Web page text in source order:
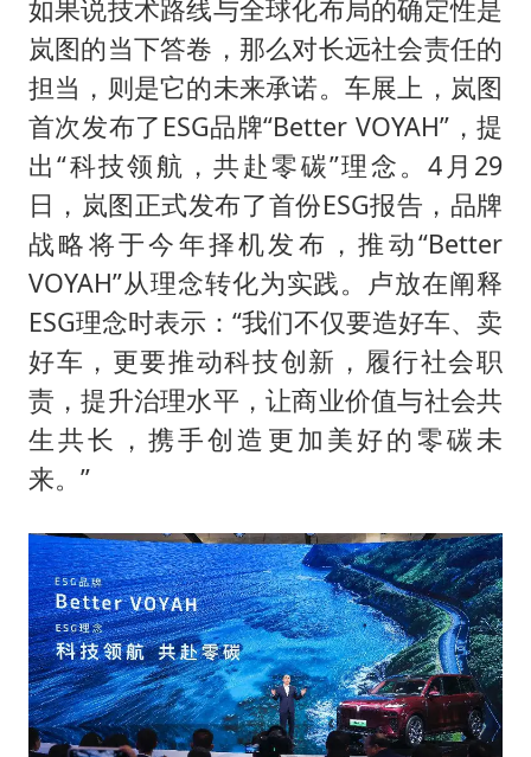
如果说技术路线与全球化布局的确定性是
岚图的当下答卷，那么对长远社会责任的
担当，则是它的未来承诺。车展上，岚图
首次发布了ESG品牌“Better VOYAH”，提
出“科技领航，共赴零碳”理念。4月29
日，岚图正式发布了首份ESG报告，品牌
战略将于今年择机发布，推动“Better
VOYAH”从理念转化为实践。卢放在阐释
ESG理念时表示：“我们不仅要造好车、卖
好车，更要推动科技创新，履行社会职
责，提升治理水平，让商业价值与社会共
生共长，携手创造更加美好的零碳未
来。”